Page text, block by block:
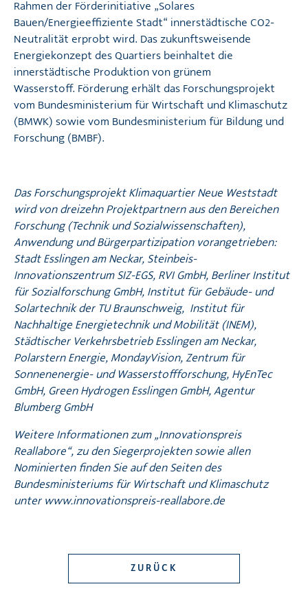
Rahmen der Förderinitiative „Solares
Bauen/Energieeffiziente Stadt“ innerstädtische CO2-
Neutralität erprobt wird. Das zukunftsweisende
Energiekonzept des Quartiers beinhaltet die
innerstädtische Produktion von grünem
Wasserstoff. Förderung erhält das Forschungsprojekt
vom Bundesministerium für Wirtschaft und Klimaschutz
(BMWK) sowie vom Bundesministerium für Bildung und
Forschung (BMBF).
Das Forschungsprojekt Klimaquartier Neue Weststadt
wird von dreizehn Projektpartnern aus den Bereichen
Forschung (Technik und Sozialwissenschaften),
Anwendung und Bürgerpartizipation vorangetrieben:
Stadt Esslingen am Neckar, Steinbeis-
Innovationszentrum SIZ-EGS, RVI GmbH, Berliner Institut
für Sozialforschung GmbH, Institut für Gebäude- und
Solartechnik der TU Braunschweig, Institut für
Nachhaltige Energietechnik und Mobilität (INEM),
Städtischer Verkehrsbetrieb Esslingen am Neckar,
Polarstern Energie, MondayVision, Zentrum für
Sonnenenergie- und Wasserstoffforschung, HyEnTec
GmbH, Green Hydrogen Esslingen GmbH, Agentur
Blumberg GmbH
Weitere Informationen zum „Innovationspreis
Reallabore“, zu den Siegerprojekten sowie allen
Nominierten finden Sie auf den Seiten des
Bundesministeriums für Wirtschaft und Klimaschutz
unter www.innovationspreis-reallabore.de
ZURÜCK